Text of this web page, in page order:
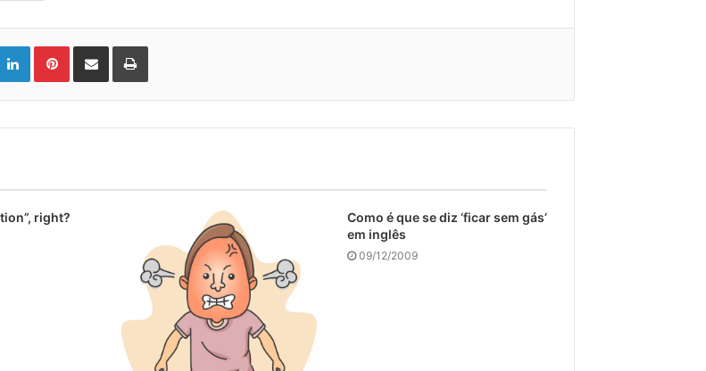
LinkedinPinterest
Compartilhar via e-mail Imprimir
right?
Como é que se diz ‘ficar sem gás’
em inglês
09/12/2009